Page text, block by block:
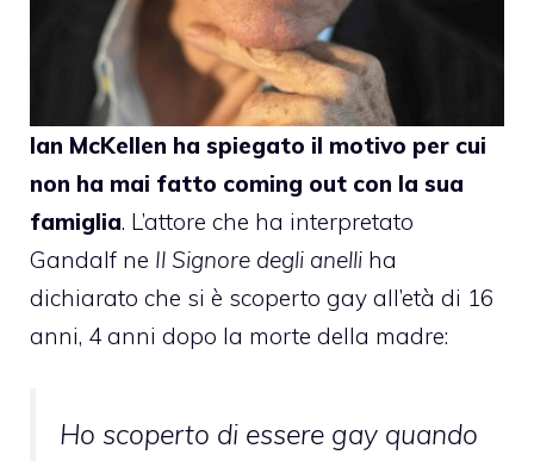
Ian McKellen ha spiegato il motivo per cui
non ha mai fatto coming out con la sua
famiglia. L’attore che ha interpretato
Gandalf ne Il Signore degli anelli ha
dichiarato che si è scoperto gay all’età di 16
anni, 4 anni dopo la morte della madre:
Ho scoperto di essere gay quando